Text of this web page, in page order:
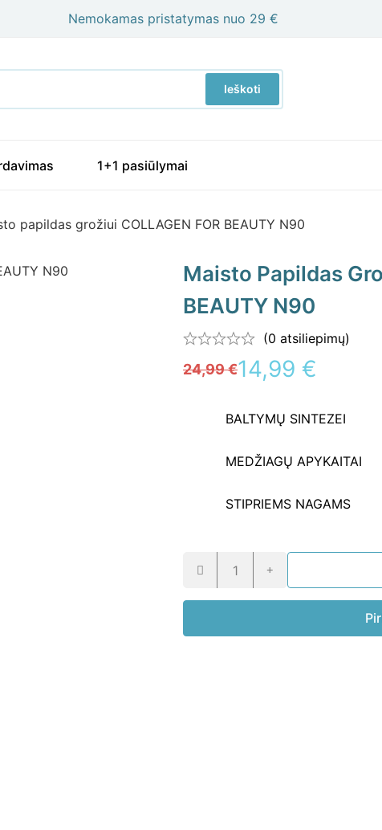
Nemokamas pristatymas nuo 29 €
Ieškoti
1+1 pasiūlymai
papildas grožiui COLLAGEN FOR BEAUTY N90
Maisto Papildas
BEAUTY N90
(0 atsiliepimų)
24,99€14,99 €
BALTYMŲ SINTEZEI
MEDŽIAGŲ APYKAITAI
STIPRIEMS NAGAMS